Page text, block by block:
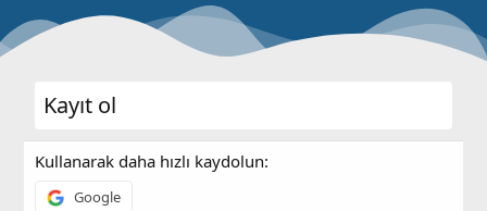
Kayıt ol
Kullanarak daha hızlı kaydolun
Google